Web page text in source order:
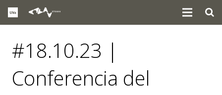
#18.10.23 |
Conferencia del